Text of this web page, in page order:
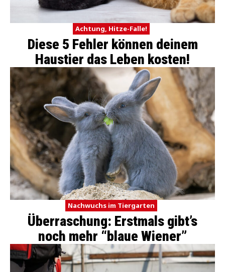
Achtung, Hitze-Falle!
Diese 5 Fehler können deinem
Haustier das Leben kosten!
Nachwuchs im Tiergarten
Überraschung: Erstmals gibt’s
noch mehr “blaue Wiener”